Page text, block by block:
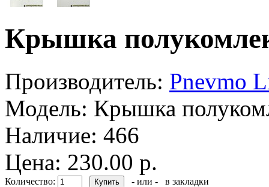
Крышка
Производитель: Pnevmo
Модель: Крышка
Наличие: 466
Цена: 230.00 р.
Количество: - или -
в закладки